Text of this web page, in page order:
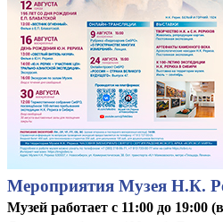
Мероприятия Музея Н.К.
Музей работает с 11:00 до 19:00